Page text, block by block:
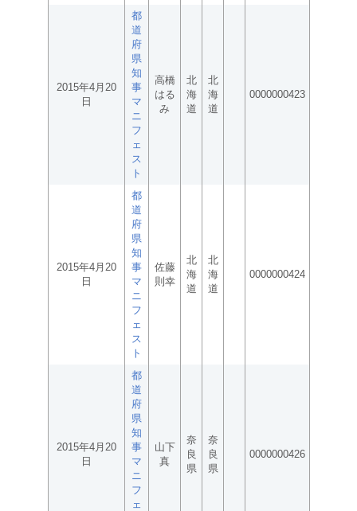
2015年4月20
日
都
道
府
県
知
事
マ
ニ
フ
ェ
ス
ト
高橋
はる
み
北
海
道
北
海
道
0000000423
2015年4月20
日
都
道
府
県
知
事
マ
ニ
フ
ェ
ス
ト
佐藤
則幸
北
海
道
北
海
道
0000000424
2015年4月20
日
都
道
府
県
知
事
マ
ニ
フ
ェ
山下
真
奈
良
県
奈
良
県
0000000426